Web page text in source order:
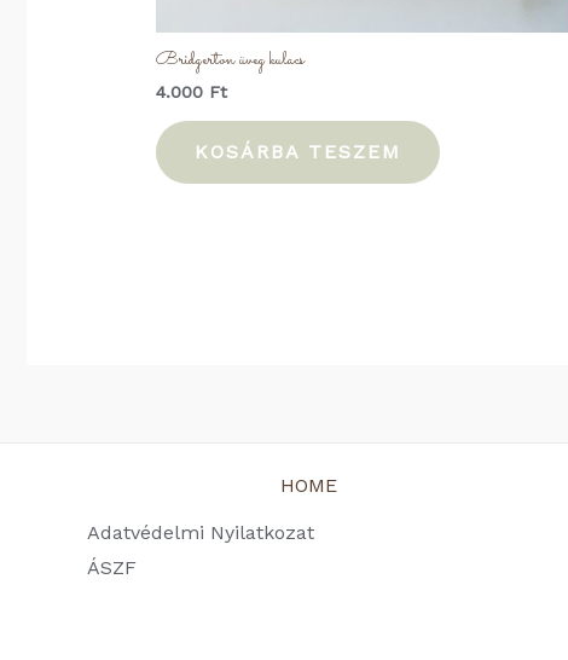
Bridgerton üveg kulacs
4.000 Ft
KOSÁRBA TESZEM
HOME
Adatvédelmi Nyilatkozat
ÁSZF